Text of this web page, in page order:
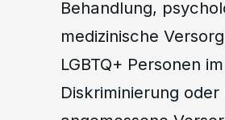
Behandlung,
medizinische
LGBTQ+ Personen
Diskriminierung